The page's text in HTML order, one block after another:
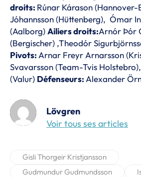
droits: Rúnar Kárason
Jóhannsson (Hüttenberg), Ómar
(Aalborg)Ailiers droits:Arnór Þór
(Bergischer) ,Theodór
Pivots: Arnar Freyr Arnarsson
Svavarsson (Team-Tvis
(Valur) Défenseurs: Alexander
Lövgren
Voir tous ses articles
Gisli Thorgeir Kristjansson
Gudmundur Gudmundsson